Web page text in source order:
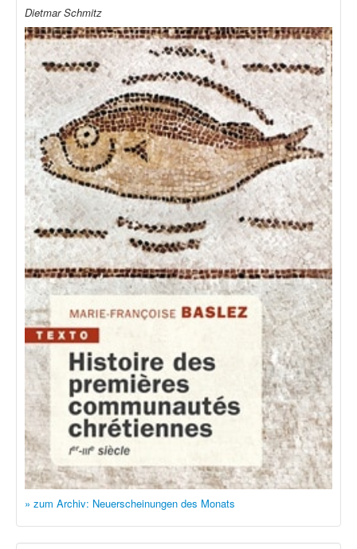
Dietmar Schmitz
» zum Archiv: Neuerscheinungen des Monats